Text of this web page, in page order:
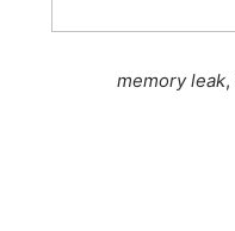
memory leak